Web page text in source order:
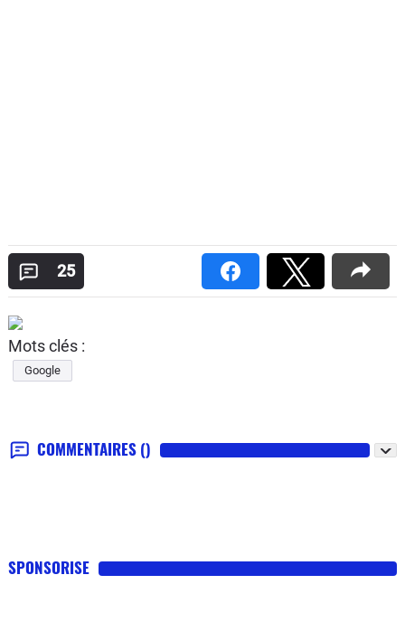
25
Mots clés :
Google
COMMENTAIRES ()
SPONSORISE